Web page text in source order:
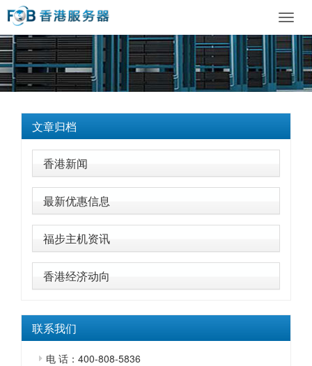
文章归档
香港新闻
最新优惠信息
福步主机资讯
香港经济动向
联系我们
电 话：400-808-5836